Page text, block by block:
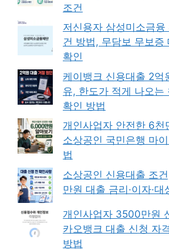
조건
저신용자 삼성미소금
건 방법, 무담보 무보증
확인
케이뱅크 신용대출 2억
유, 한도가 적게 나오는
확인 방법
개인사업자 안전한 6천
소상공인 국민은행 마
법
소상공인 신용대출 조
만원 대출 금리·이자·대
개인사업자 3500만원
카오뱅크 대출 신청 자
방법